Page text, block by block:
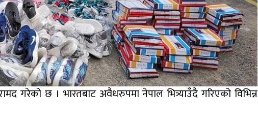
गरेको छ । भारतबाट अवैधरुपमा नेपाल भित्र्याउँदै गरिएको विभिन्न